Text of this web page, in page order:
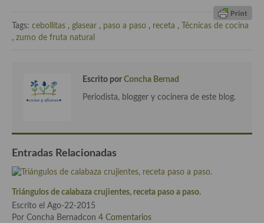
Pasta
Legumbres y cereales
Cuscús
Plato principal
Aves
Carne
Tags: cebollitas , glasear , paso a paso , receta ,
Técnicas de cocina
, zumo de fruta natural
Escrito por Concha Bernad
Periodista, blogger y cocinera de este blog.
Entradas Relacionadas
Triángulos de calabaza crujientes, receta paso a paso.
Escrito el Ago-22-2015
Por Concha Bernadcon 4 Comentarios